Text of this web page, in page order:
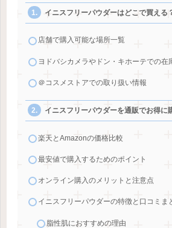
イニスフリーパウダーはどこで買える
店舗で購入可能な場所一覧
ヨドバシカメラやドン・キホーテでの在
＠コスメストアでの取り扱い情報
イニスフリーパウダーを通販でお得に
楽天とAmazonの価格比較
最安値で購入するためのポイント
オンライン購入のメリットと注意点
イニスフリーパウダーの特徴と口コミま
脂性肌におすすめの理由